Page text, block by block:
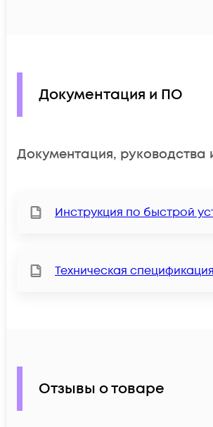
Документация и ПО
Документация, руководства
Отзывы о товаре